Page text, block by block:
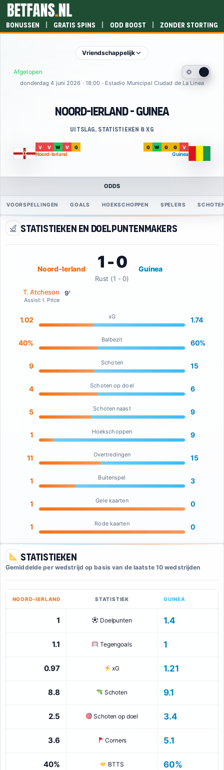
Bonussen | Gratis spins | Odd boost | Zonder storting
Vriendschappelijk
Afgelopen
donderdag 4 juni 2026 · 18:00 · Estadio Municipal Ciudad de La Linea
V V W V G
Noord-Ierland
Noord-Ierland - Guinea
Uitslag, statistieken & xG
G W G G V
Guinea
ODDS
VOORSPELLINGEN GOALS HOEKSCHOPPEN SPELERS
Statistieken en doelpuntenmakers
Noord-Ierland
9'
T. Atcheson
Assist: I. Price
1 - 0
Rust (1 - 0)
Guinea
1.02 xG 1.74
40% Balbezit 60%
9 Schoten 15
4 Schoten op doel 6
5 Schoten naast 9
1 Hoekschoppen 9
11 Overtredingen 15
1 Buitenspel 3
1 Gele kaarten 0
1 Rode kaarten 0
Statistieken
Gemiddelde per wedstrijd op basis van de laatste 10 wedstrijden
NOORD-IERLAND STATISTIEK GUINEA
1 Doelpunten 1.4
1.1 Tegengoals 1
0.97 xG 1.21
8.8 Schoten 9.1
2.5 Schoten op doel 3.4
3.6 Corners 5.1
40% BTTS 60%